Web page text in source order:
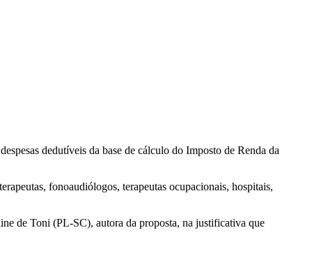
dedutíveis da base de cálculo do Imposto de Renda da
fonoaudiólogos, terapeutas ocupacionais, hospitais,
de Toni (PL-SC), autora da proposta, na justificativa que